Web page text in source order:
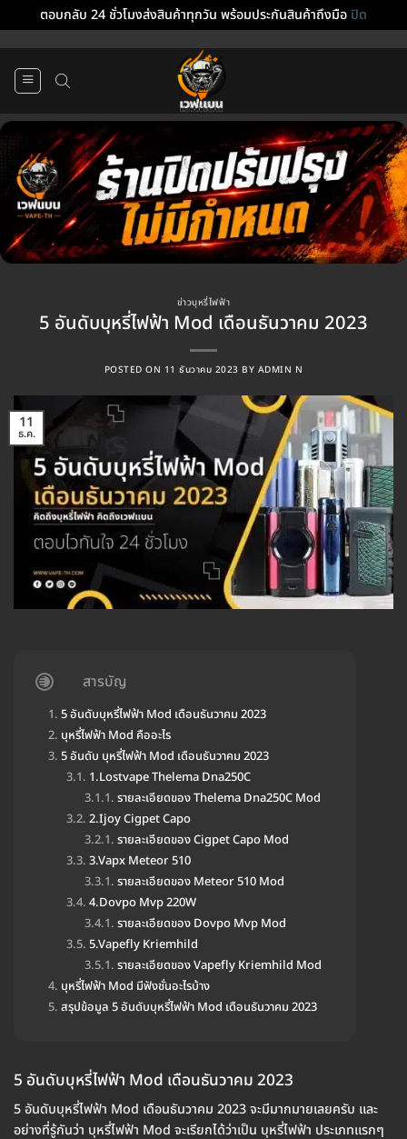
ตอบกลับ 24 ชั่วโมงส่งสินค้าทุกวัน พร้อมประกันสินค้าถึงมือปิด
ข่าวบุหรี่ไฟฟ้า
5 อันดับบุหรี่ไฟฟ้า Mod เดือนธันวาคม 2023
POSTED ON 11 ธันวาคม 2023 BY ADMIN N
11
ธ.ค.
สารบัญ
5 อันดับบุหรี่ไฟฟ้า Mod เดือนธันวาคม 2023
บุหรี่ไฟฟ้า Mod คืออะไร
5 อันดับ บุหรี่ไฟฟ้า Mod เดือนธันวาคม 2023
1.Lostvape Thelema Dna250C
รายละเอียดของ Thelema Dna250C Mod
2.Ijoy Cigpet Capo
รายละเอียดของ Cigpet Capo Mod
3.Vapx Meteor 510
รายละเอียดของ Meteor 510 Mod
4.Dovpo Mvp 220W
รายละเอียดของ Dovpo Mvp Mod
5.Vapefly Kriemhild
รายละเอียดของ Vapefly Kriemhild Mod
บุหรี่ไฟฟ้า Mod มีฟังชั่นอะไรบ้าง
สรุปข้อมูล 5 อันดับบุหรี่ไฟฟ้า Mod เดือนธันวาคม 2023
5 อันดับบุหรี่ไฟฟ้า Mod เดือนธันวาคม 2023
5 อันดับบุหรี่ไฟฟ้า Mod เดือนธันวาคม 2023 จะมีมากมายเลยครับ และ
อย่างที่รู้กันว่า บุหรี่ไฟฟ้า Mod จะเรียกได้ว่าเป็น บุหรี่ไฟฟ้า ประเภทแรกๆ